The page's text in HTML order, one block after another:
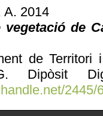
A. 2014
vegetació de
de
Dipòsit
2445/